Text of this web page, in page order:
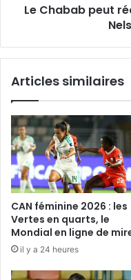
Mandela
Le Chabab peut
Articles similaires
CAN féminine 2026 : les
Vertes en quarts, le
Mondial en ligne de
il y a 24 heures